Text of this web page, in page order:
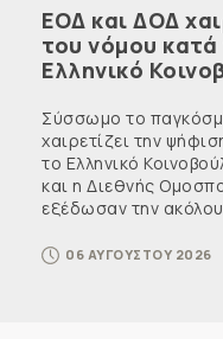
ΕΟΔ και ΔΟΔ
του νόμου
Ελληνικό
Σύσσωμο το
χαιρετίζει την
το Ελληνικό
και η Διεθνής
εξέδωσαν την
06 ΑΥΓΟΥΣΤΟΥ 2026